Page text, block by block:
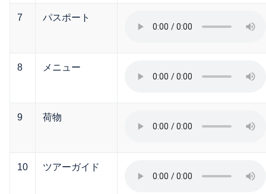
7 パスポート
8 メニュー
9 荷物
10 ツアーガイド